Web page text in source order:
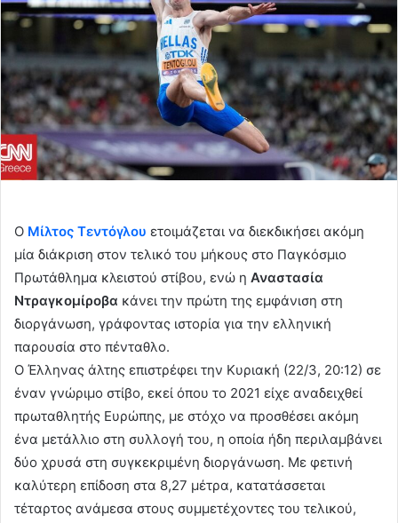
Ο Μίλτος Τεντόγλου ετοιμάζεται να διεκδικήσει ακόμη
μία διάκριση στον τελικό του μήκους στο Παγκόσμιο
Πρωτάθλημα κλειστού στίβου, ενώ η Αναστασία
Ντραγκομίροβα κάνει την πρώτη της εμφάνιση στη
διοργάνωση, γράφοντας ιστορία για την ελληνική
παρουσία στο πένταθλο.
Ο Έλληνας άλτης επιστρέφει την Κυριακή (22/3, 20:12) σε
έναν γνώριμο στίβο, εκεί όπου το 2021 είχε αναδειχθεί
πρωταθλητής Ευρώπης, με στόχο να προσθέσει ακόμη
ένα μετάλλιο στη συλλογή του, η οποία ήδη περιλαμβάνει
δύο χρυσά στη συγκεκριμένη διοργάνωση. Με φετινή
καλύτερη επίδοση στα 8,27 μέτρα, κατατάσσεται
τέταρτος ανάμεσα στους συμμετέχοντες του τελικού,